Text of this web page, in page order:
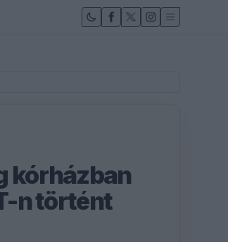
kórházban
n történt